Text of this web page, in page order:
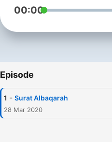
00:00
Episode
1 - Surat Albaqarah
28 Mar 2020